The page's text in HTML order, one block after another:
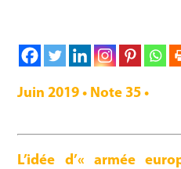
Juin 2019 • Note 35 •
L’idée d’« armée